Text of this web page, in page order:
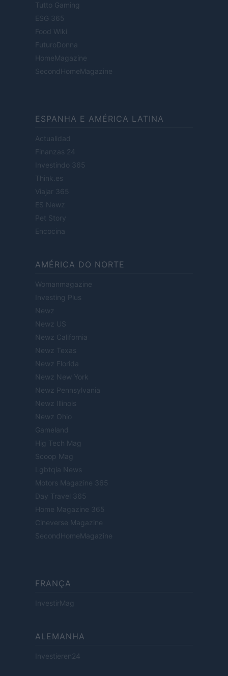
Tutto Gaming
ESG 365
Food Wiki
FuturoDonna
HomeMagazine
SecondHomeMagazine
ESPANHA E AMÉRICA LATINA
Actualidad
Finanzas 24
Investindo 365
Think.es
Viajar 365
ES Newz
Pet Story
Encocina
AMÉRICA DO NORTE
Womanmagazine
Investing Plus
Newz
Newz US
Newz California
Newz Texas
Newz Florida
Newz New York
Newz Pennsylvania
Newz Illinois
Newz Ohio
Gameland
Hig Tech Mag
Scoop Mag
Lgbtqia News
Motors Magazine 365
Day Travel 365
Home Magazine 365
Cineverse Magazine
SecondHomeMagazine
FRANÇA
InvestirMag
ALEMANHA
Investieren24